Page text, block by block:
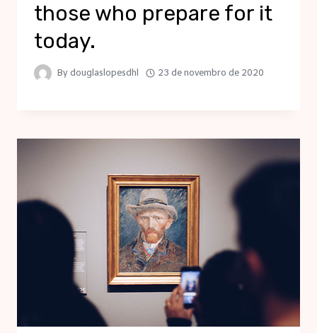
those who prepare for it
today.
By douglaslopesdhl 23 de novembro de 2020